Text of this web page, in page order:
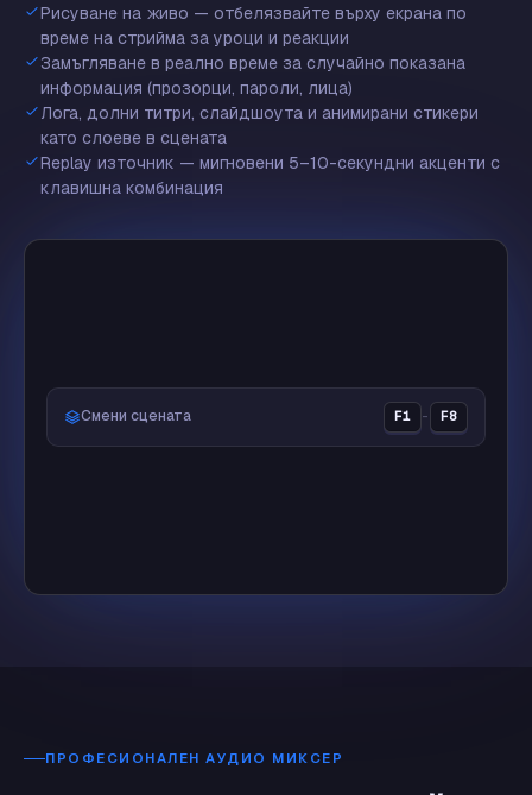
Рисуване на живо — отбелязвайте върху екрана по
време на стрийма за уроци и реакции
Замъгляване в реално време за случайно показана
информация (прозорци, пароли, лица)
Лога, долни титри, слайдшоута и анимирани стикери
като слоеве в сцената
Replay източник — мигновени 5–10-секундни акценти с
клавишна комбинация
LIVE
❤️
🏆
Смени сцената F1 – F8
ПРОФЕСИОНАЛЕН АУДИО МИКСЕР